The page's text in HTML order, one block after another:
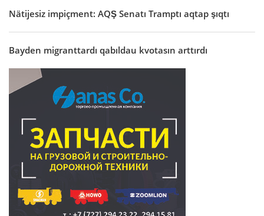
Nätijesiz impiçment: AQŞ Senatı Tramptı aqtap şıqtı
Bayden migranttardı qabıldau kvotasın arttırdı